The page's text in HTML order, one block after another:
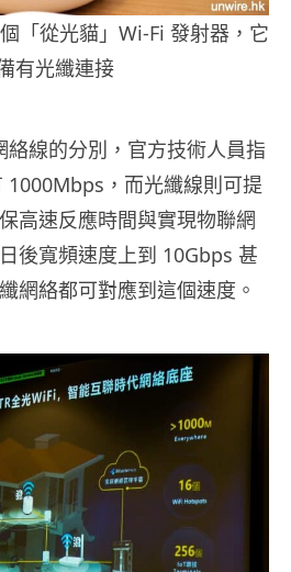
「從光貓」Wi-Fi 發射器，它
有光纖連接
線的分別，官方技術人員指
1000Mbps，而光纖線則可提
高速反應時間與實現物聯網
後寬頻速度上到 10Gbps 甚
網絡都可對應到這個速度。